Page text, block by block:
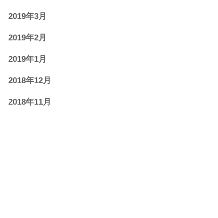
2019年3月
2019年2月
2019年1月
2018年12月
2018年11月